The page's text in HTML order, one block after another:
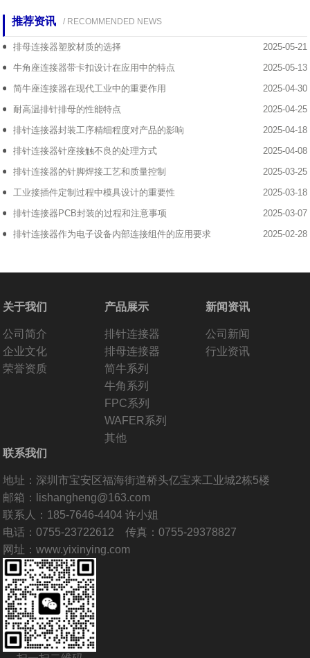
推荐资讯 / RECOMMENDED NEWS
2025-05-21
排母连接器塑胶材质的选择
2025-05-13
牛角座连接器带卡扣设计在应用中的特点
2025-04-30
简牛座连接器在现代工业中的重要作用
2025-04-25
耐高温排针排母的性能特点
2025-04-18
排针连接器封装工序精细程度对产品的影响
2025-04-08
排针连接器针座接触不良的处理方式
2025-03-25
排针连接器的针脚焊接工艺和质量控制
2025-03-18
工业接插件定制过程中模具设计的重要性
2025-03-07
排针连接器PCB封装的过程和注意事项
2025-02-28
排针连接器作为电子设备内部连接组件的应用要求
关于我们
公司简介
企业文化
荣誉资质
产品展示
排针连接器
排母连接器
简牛系列
牛角系列
FPC系列
WAFER系列
其他
新闻资讯
公司新闻
行业资讯
联系我们
地址：深圳市宝安区福海街道桥头亿宝来工业城2栋5楼
邮箱：lishangheng@163.com
联系人：185-7646-4404 许小姐
电话：0755-23722612 传真：0755-29378827
网址：www.yixinying.com